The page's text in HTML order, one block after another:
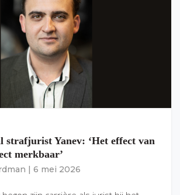
strafjurist Yanev: ‘Het effect van
merkbaar’
6 mei 2026